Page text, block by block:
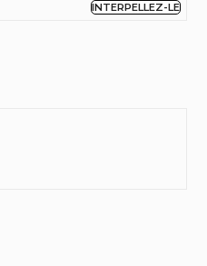
INTERPELLEZ-LE